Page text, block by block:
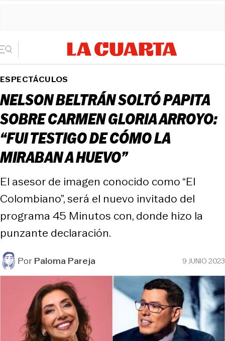
ESPECTÁCULOS
NELSON BELTRÁN SOLTÓ PAPITA
SOBRE CARMEN GLORIA ARROYO:
“FUI TESTIGO DE CÓMO LA
MIRABAN A HUEVO”
El asesor de imagen conocido como “El
Colombiano”, será el nuevo invitado del
programa 45 Minutos con, donde hizo la
punzante declaración.
PorPaloma Pareja 9 JUNIO 2023